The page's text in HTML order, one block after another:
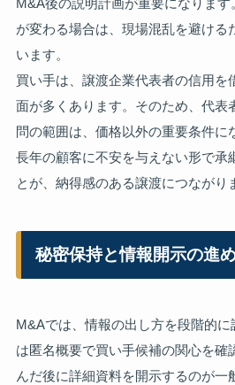
M&A後の説明計画が重要になりま
が変わる場合は、現場混乱を避ける
います。
買い手は、譲渡企業代表者の信用を
面が多くあります。そのため、代表
問の範囲は、価格以外の重要条件に
長年の顧客に不安を与えない形で承
とが、納得感のある譲渡につながり
秘密保持と情報開示の進
M&Aでは、情報の出し方を段階的
は匿名概要で買い手候補の関心を確
んだ後に詳細資料を開示するのが一